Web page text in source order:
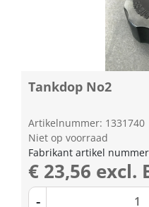
Tankdop No2
Artikelnummer: 1331740
Niet op voorraad
Fabrikant artikel
€ 23,56 excl.
-